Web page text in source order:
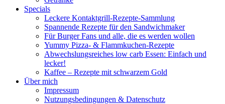
Specials
Leckere Kontaktgrill-Rezepte-Sammlung
Spannende Rezepte für den Sandwichmaker
Für Burger Fans und alle, die es werden wollen
Yummy Pizza- & Flammkuchen-Rezepte
Abwechslungsreiches low carb Essen: Einfach und
lecker!
Kaffee – Rezepte mit schwarzem Gold
Über mich
Impressum
Nutzungsbedingungen & Datenschutz